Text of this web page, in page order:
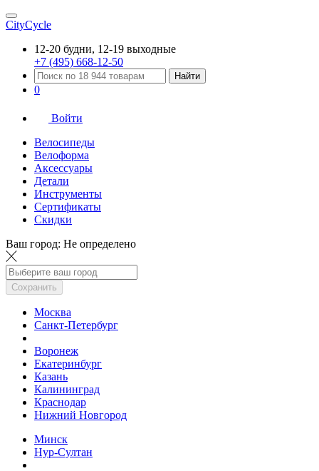
CityCycle
12-20 будни, 12-19 выходные
+7 (495) 668-12-50
Найти
0
Войти
Велосипеды
Велоформа
Аксессуары
Детали
Инструменты
Сертификаты
Скидки
Ваш город: Не определено
Сохранить
Москва
Санкт-Петербург
Воронеж
Екатеринбург
Казань
Калининград
Краснодар
Нижний Новгород
Минск
Нур-Султан